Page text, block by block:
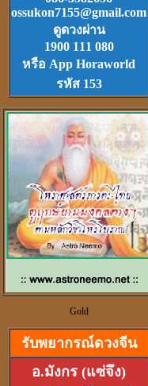
Downloadฟรี.
ตลับเมตรไฮเทค (ดีที่สุดใน
โลก)วัดได้ยาวไกลที่สุด
วัตุถุมงคล
เสริมดวง แก้ชง
สะเดาะเคาะห์ ต่อชะตา
ดวงจีนและฮวงจุ้ย
ที่เป็นวิทยาศาสตร์
ossukon7155@gmail.com
ดูดวงผ่าน
1900 111 080
หรือ App Horaworld
รหัส 153
Gold
รับพยากรณ์ดวงจีน
อ.มังกร (แซ่จึง)